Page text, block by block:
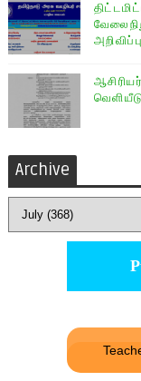
அறிவிப்பு
Archive